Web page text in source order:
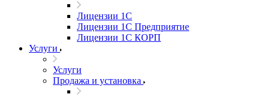
Лицензии 1С
Лицензии 1С Предприятие
Лицензии 1С КОРП
Услуги
Услуги
Продажа и установка